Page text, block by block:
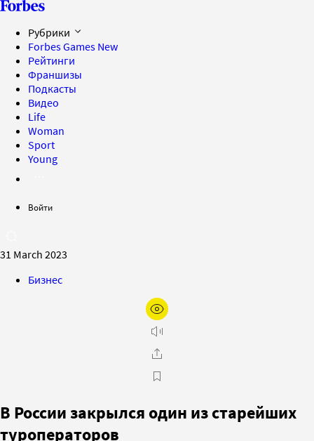
Рубрики
Forbes Games New
Рейтинги
Франшизы
Подкасты
Видео
Life
Woman
Sport
Young
Войти
31 March 2023
Бизнес
В России закрылся один из старейших
туроператоров